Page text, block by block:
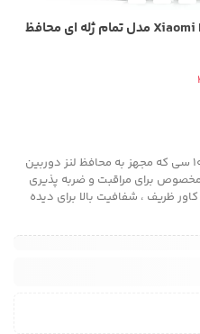
قاب شفاف Xiaomi Redmi 10C / Poco C40 مدل تمام ژله ای محافظ
قاب گوشی ژله ای مدل شیائومی ردمی 10 سی که مجهز به محافظ لنز دوربین
برای مراقبت و ضربه پذیری
ظریف ، شفافیت بالا برای دیده